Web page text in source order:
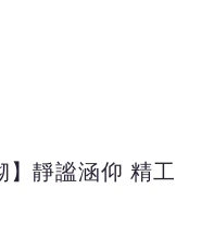
】靜謐涵仰 精工